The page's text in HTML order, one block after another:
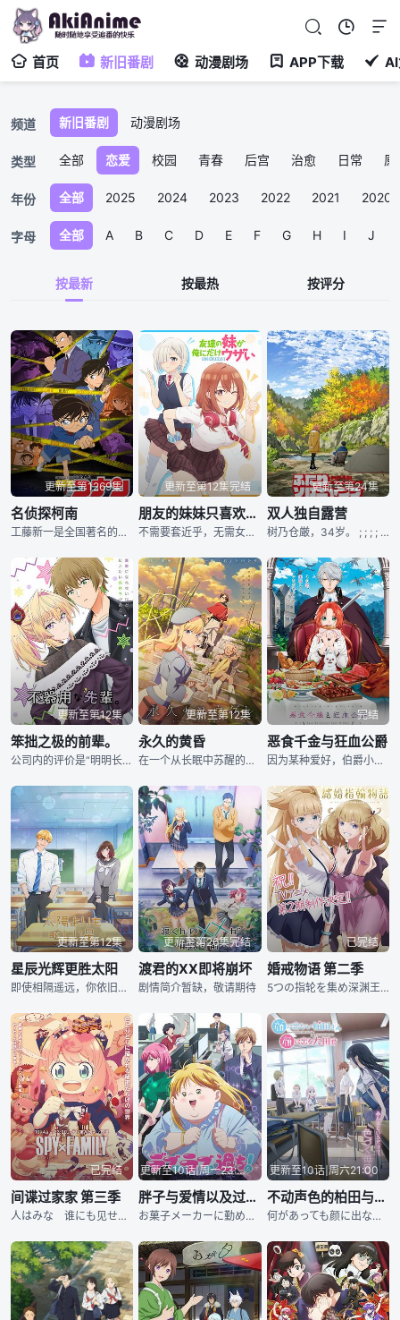
首页 新旧番剧 动漫剧场 APP下载
频道 新旧番剧 动漫剧场
类型 全部 恋爱 校园 青春 后宫 治愈 日常 原
年份 全部 2025 2024 2023 2022 2021 2020
字母 全部 A B C D E F G H I J
按最新 按最热 按评分
更新至第1269集
名侦探柯南
工藤新一是全国著名的高中生侦探，在一次追查黑衣人犯罪团伙时不幸被团伙成员发现，击晕后喂了神奇的药水，工藤新一变回了小孩！新一找到了经常帮助他的阿笠博士，博士为他度身打造不少间谍武器。为了防止犯罪团
更新至第12集完结
朋友的妹妹只喜欢烦我
不需要套近乎，无需女友，只有一个知心好友足以。舍弃青春之中一切非效率的我·大星明照的房间闯入了一个女孩。既不是妹妹，也不是朋友。是个烦人至极的缠人学妹。挚友的妹妹，小日向彩羽。 ;
更新至第24集
双人独自露营
树乃仓厳，34岁。 ; ; ; ; ; ; ; ; ; ; ; ; ;
更新至第12集
笨拙之极的前辈。
公司内的评价是“明明长得很漂亮，却又严厉又可怕，太凶了。”的办公室女性铁轮。铁轮不擅长与人交往，今年被任命为新入职员工亀川的指导员。为了亀川，铁轮尽力作为指导员表现自己，但……
更新至第12集
永久的黄昏
在一个从长眠中苏醒的世界里，向他求婚的是一个和他心爱的她长得一模一样的机器人…… ; ; ; ; ; ; ; ;
完结
恶食千金与狂血公爵
因为某种爱好，伯爵小姐梅尔菲埃拉被其他贵族避之不及。 ; ; ; ; ; ; ; ; ; ;
更新至第12集
星辰光辉更胜太阳
即使相隔遥远，你依旧永远闪亮──闪闪发亮的初恋故事！岩田朔英是个健壮度大于平均值的女孩。她暗恋着弱小又常受到自己帮助的神城光辉，但他长高，变成了万人迷后，已是遥远的存在。在这样的情况下，他们初中最后一
更新至第26集完结
渡君的XX即将崩坏
剧情简介暂缺，敬请期待
已完结
婚戒物语 第二季
5つの指轮を集め深渊王との决戦に挑んだサトウとヒメ达は、あと一歩のところまで深渊王を追い詰めるが、 サトウが力尽きてしまい穷地に追い込まれた。间一髪をアラバスタに救われ、一行は一时態势を整えることに
已完结
间谍过家家 第三季
人はみな 谁にも见せぬ自分を 持っている―― 世界各国が水面下で炽烈な情报戦を繰り広げていた时代。 东国オスタニアと西国ウェスタリスは、十数年间にわたる冷戦状態にあった。 西国の情报局対
更新至10话|周一23:00
胖子与爱情以及过错！
お菓子メーカーに勤める梦子は、 事故をきっかけに记忆丧失になってしまう。 コンプレックスの块で自分が嫌いで仕方のなかった梦子は、 目が覚めると超ポジティブで 自己肯定感MAXな性格になっていた
更新至10话|周六21:00
不动声色的柏田与喜形于色的太田
何があっても颜に出ない 女子中学生・柏田さんと、 めちゃくちゃ颜に出てしまう同级生の太田君。 正反対の二人は、きっと両思い…？ 柏田さんと太田君と、クラスメイト たちのほのぼのラブコ